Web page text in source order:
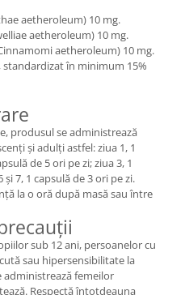
aetheroleum) 10 mg.
aetheroleum) 10 mg.
aetheroleum) 10 mg.
în minimum 15%
produsul se administrează
și adulți astfel: ziua 1, 1
de 5 ori pe zi; ziua 3, 1
și 7, 1 capsulă de 3 ori pe zi.
la o oră după masă sau între
sub 12 ani, persoanelor cu
sau hipersensibilitate la
femeilor
Respectă întotdeauna